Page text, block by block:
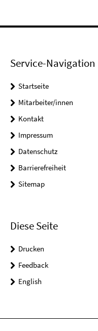
Service-Navigation
Startseite
Mitarbeiter/innen
Kontakt
Impressum
Datenschutz
Barrierefreiheit
Sitemap
Diese Seite
Drucken
Feedback
English